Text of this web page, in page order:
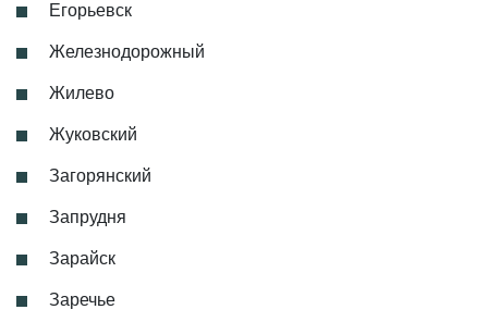
Егорьевск
Железнодорожный
Жилево
Жуковский
Загорянский
Запрудня
Зарайск
Заречье